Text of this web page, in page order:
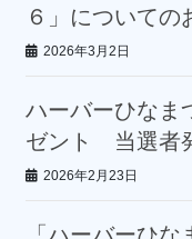
６」についての
2026年3月2日
ハーバーひなま
ゼント 当選者
2026年2月23日